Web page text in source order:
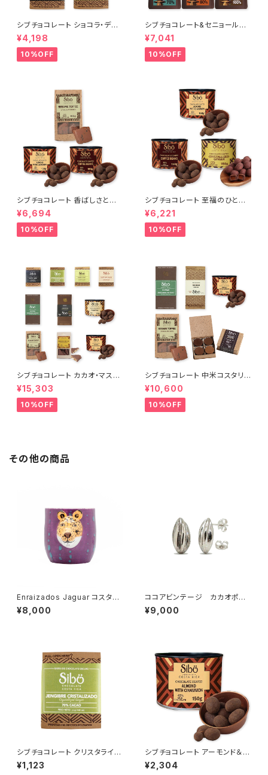
シブチョコレート ショコラ・ディ
スカバリー 4種アソートセット Si
bu Chocolate
¥4,198
10%OFF
シブチョコレート&セニョールカ
カオ 心と体を目覚めさせる モ
ーニング・カカオセット
¥7,041
10%OFF
シブチョコレート 香ばしさとカ
カオが弾ける トリプル・クランチ
ー セット Sibu Chocolate
¥6,694
10%OFF
シブチョコレート 至福のひと粒
カバード・コレクション アーモン
ド・ジンジャー・コーヒー Sibu
Chocolate
¥6,221
10%OFF
シブチョコレート カカオ・マスタ
ー・コレクション セット Sibu Ch
ocolate
¥15,303
10%OFF
シブチョコレート 中米コスタリカ
を味わい尽くす プレミアム・ジャ
ーニー・セット Sibu Chocolat
e
¥10,600
10%OFF
その他の商品
Enraizados Jaguar コスタリ
カ産 ハンドメイド陶器カップ
¥8,000
ココアビンテージ カカオポッ
ド ピアス（シルバー）ハンドメ
イド
¥9,000
シブチョコレート クリスタライズ
ドジンジャー チョコレートバー
カカオ70% 25g SibuChocol
¥1,123
シブチョコレート アーモンド＆シ
ナモン ミルクチョコレートカバー
ド カカオ45％ SibuChocolat
¥2,304